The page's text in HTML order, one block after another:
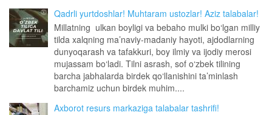
Qadrli yurtdoshlar! Muhtaram ustozlar! Aziz talabalar!
Millatning ulkan boyligi va bebaho mulki bo‘lgan milliy
tilda xalqning ma’naviy-madaniy hayoti, ajdodlarning
dunyoqarash va tafakkuri, boy ilmiy va ijodiy merosi
mujassam bo‘ladi. Tilni asrash, sof o‘zbek tilining
barcha jabhalarda birdek qo‘llanishini ta’minlash
barchamiz uchun birdek muhim....
Axborot resurs markaziga talabalar tashrifi!